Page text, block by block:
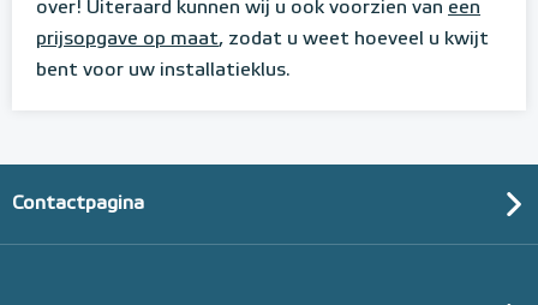
over! Uiteraard kunnen wij u ook voorzien van een
prijsopgave op maat, zodat u weet hoeveel u kwijt
bent voor uw installatieklus.
Contactpagina